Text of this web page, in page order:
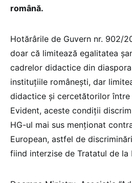
română.
Hotărârile de Guvern nr. 902/
doar că limitează egalitatea
cadrelor didactice din
instituțiile românești, dar
didactice și cercetătorilor
Evident, aceste condiții
HG-ul mai sus menționat
European, astfel de
fiind interzise de Tratatul de la